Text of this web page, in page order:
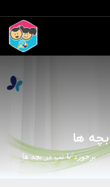
ها
برخورد با تب در بچه ها